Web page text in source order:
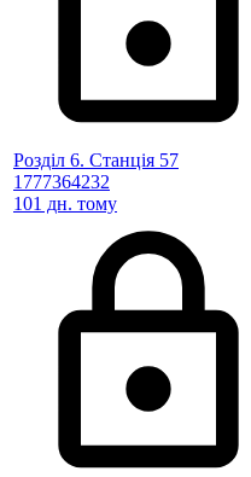
Розділ 6. Станція 57
1777364232
101 дн. тому